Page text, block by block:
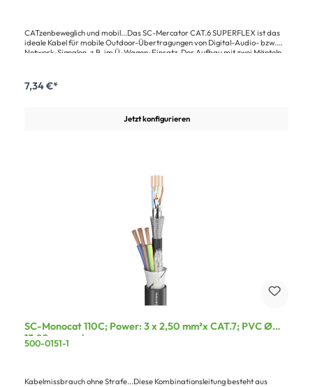
CATzenbeweglich und mobil...Das SC-Mercator CAT.6 SUPERFLEX ist das
ideale Kabel für mobile Outdoor-Übertragungen von Digital-Audio- bzw.
Network-Signalen, z.B. im Ü-Wagen-Einsatz. Der Aufbau mit zwei Mänteln
während der innere Mantel aus hochflexiblen S-PVC besteht. Zwischen
beiden Mänteln befindet sich ein Geflechtschirm aus verzinntem Kupfer.
Multimode- und Singlemode-Fibersysteme mit den Verbindern HI-FIBER4,
Netzwerkperformance auch für Leitungslängen über 100m.Doppel-Mantel-
Aufbau: Der äussere Mantel besteht aus einem extrem kerb- und trittfesten
sowie kälteflexiblen PUR-Compound während der innere Mantel aus
hochflexiblen S-PVC besteht. Zwischen beiden Mänteln befindet sich ein
Geflechtschirm aus verzinntem Kupfer mit einer Abdeckung >80%.Hohe
Lebenserwartung durch spezielle, extrem robuste
MantelmischungAnwendung:Für mobilen Ü-Wagen-Einsatz und Outdoor
AnwendungFür mobile Ton-, Licht- oder VideoübertragungenFür sämtliche
CAT.5e, CAT.6 und CAT.6A Übertragungen
7,34 €*
Jetzt konfigurieren
SC-Monocat 110C; Power: 3 x 2,50 mm²x CAT.7; PVC Ø
13,80 mm; schwarz
500-0151-1
Kabelmissbrauch ohne Strafe...Diese Kombinationsleitung besteht aus